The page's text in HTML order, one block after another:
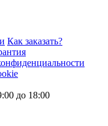
Как заказать?
до 18:00